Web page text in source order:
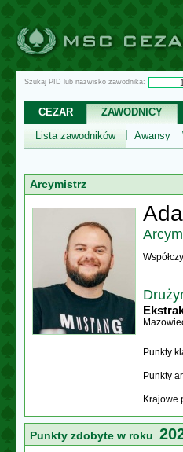
Szukaj PID lub nazwisko zawodnika:
CEZAR ZAWODNICY
Lista zawodników
Awansy
Arcymistrz
Punkty
Punkty
Krajowe
Punkty zdobyte w roku